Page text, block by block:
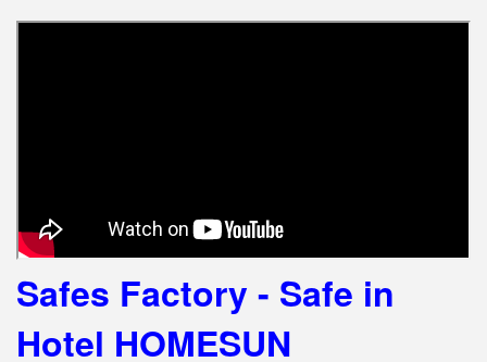
Safes Factory - Safe in
Hotel HOMESUN